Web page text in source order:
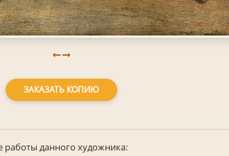
ЗАКАЗАТЬ КОПИЮ
работы данного художника: